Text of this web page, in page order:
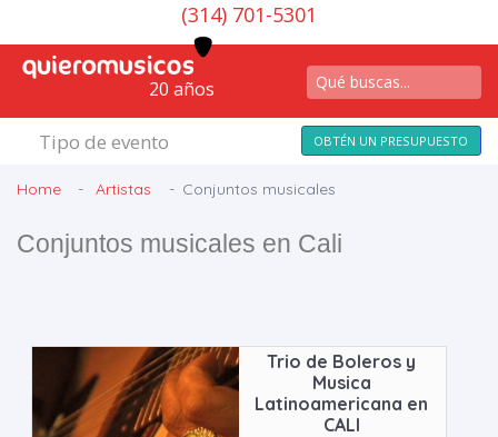
(314) 701-5301
20 años
Tipo de evento OBTÉN UN PRESUPUESTO
Home Artistas Conjuntos musicales
Conjuntos musicales en Cali
Trio de Boleros y
Musica
Latinoamericana en
CALI